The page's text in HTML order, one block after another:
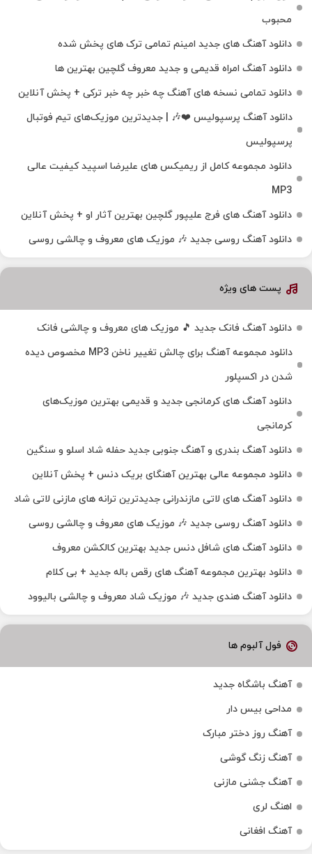
محبوب
دانلود آهنگ های جدید امینم تمامی ترک های پخش شده
دانلود آهنگ امراه قدیمی و جدید معروف گلچین بهترین ها
دانلود تمامی نسخه های آهنگ چه خبر چه خبر ترکی + پخش آنلاین
دانلود آهنگ پرسپولیس ❤️🎶 | جدیدترین موزیک‌های تیم فوتبال
پرسپولیس
دانلود مجموعه کامل از ریمیکس های علیرضا اسپید کیفیت عالی
MP3
دانلود آهنگ های فرج علیپور گلچین بهترین آثار او + پخش آنلاین
دانلود آهنگ روسی جدید 🎶 موزیک‌ های معروف و چالشی روسی
پست های ویژه
دانلود آهنگ فانک جدید 🎵 موزیک‌ های معروف و چالشی فانک
دانلود مجموعه آهنگ برای چالش تغییر ناخن MP3 مخصوص دیده
شدن در اکسپلور
دانلود آهنگ‌ های کرمانجی جدید و قدیمی بهترین موزیک‌های
کرمانجی
دانلود آهنگ بندری و آهنگ جنوبی جدید حفله شاد اسلو و سنگین
دانلود مجموعه عالی بهترین آهنگای بریک دنس + پخش آنلاین
دانلود آهنگ‌ های لاتی مازندرانی جدیدترین ترانه های مازنی لاتی شاد
دانلود آهنگ روسی جدید 🎶 موزیک‌ های معروف و چالشی روسی
دانلود آهنگ های شافل دنس جدید بهترین کالکشن معروف
دانلود بهترین مجموعه آهنگ های رقص باله جدید + بی کلام
دانلود آهنگ هندی جدید 🎶 موزیک شاد معروف و چالشی بالیوود
فول آلبوم ها
آهنگ باشگاه جدید
مداحی بیس دار
آهنگ روز دختر مبارک
آهنگ زنگ گوشی
آهنگ جشنی مازنی
اهنگ لری
آهنگ افغانی